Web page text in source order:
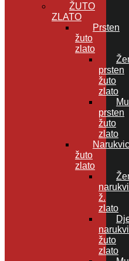
ŽUTO
ZLATO
Prsten
žuto
zlato
prsten
žuto
zlato
prsten
žuto
zlato
žuto
zlato
ž.
zlato
žuto
zlato